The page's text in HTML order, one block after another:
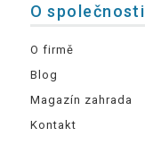
O společnosti
O firmě
Blog
Magazín zahrada
Kontakt